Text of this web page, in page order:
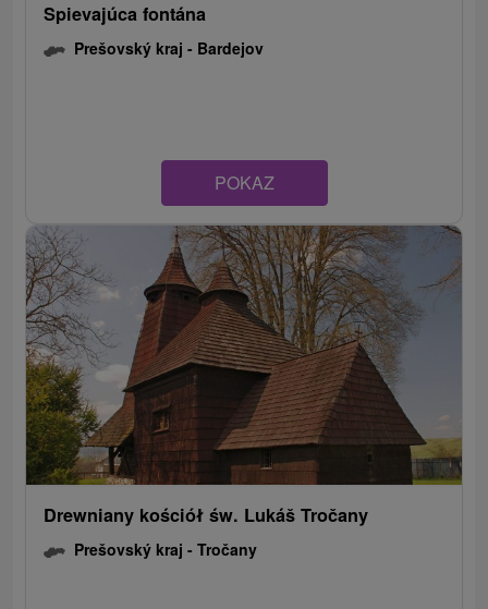
Spievajúca fontána
Prešovský kraj - Bardejov
POKAZ
Drewniany kościół św. Lukáš Tročany
Prešovský kraj -Tročany